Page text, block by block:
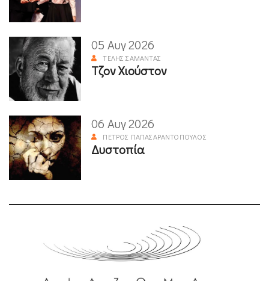
05 Αυγ 2026
ΤΈΛΗΣ ΣΑΜΑΝΤΆΣ
Τζον Χιούστον
06 Αυγ 2026
ΠΈΤΡΟΣ ΠΑΠΑΣΑΡΑΝΤΌΠΟΥΛΟΣ
Δυστοπία